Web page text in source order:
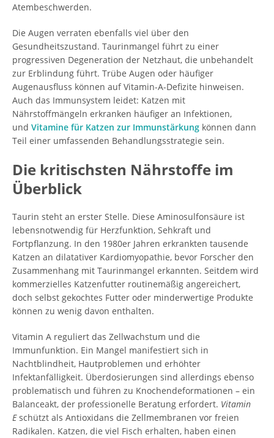
Atembeschwerden.
Die Augen verraten ebenfalls viel über den
Gesundheitszustand. Taurinmangel führt zu einer
progressiven Degeneration der Netzhaut, die unbehandelt
zur Erblindung führt. Trübe Augen oder häufiger
Augenausfluss können auf Vitamin-A-Defizite hinweisen.
Auch das Immunsystem leidet: Katzen mit
Nährstoffmängeln erkranken häufiger an Infektionen,
und Vitamine für Katzen zur Immunstärkung können dann
Teil einer umfassenden Behandlungsstrategie sein.
Die kritischsten Nährstoffe im
Überblick
Taurin steht an erster Stelle. Diese Aminosulfonsäure ist
lebensnotwendig für Herzfunktion, Sehkraft und
Fortpflanzung. In den 1980er Jahren erkrankten tausende
Katzen an dilatativer Kardiomyopathie, bevor Forscher den
Zusammenhang mit Taurinmangel erkannten. Seitdem wird
kommerzielles Katzenfutter routinemäßig angereichert,
doch selbst gekochtes Futter oder minderwertige Produkte
können zu wenig davon enthalten.
Vitamin A reguliert das Zellwachstum und die
Immunfunktion. Ein Mangel manifestiert sich in
Nachtblindheit, Hautproblemen und erhöhter
Infektanfälligkeit. Überdosierungen sind allerdings ebenso
problematisch und führen zu Knochendeformationen – ein
Balanceakt, der professionelle Beratung erfordert. Vitamin
Eschützt als Antioxidans die Zellmembranen vor freien
Radikalen. Katzen, die viel Fisch erhalten, haben einen